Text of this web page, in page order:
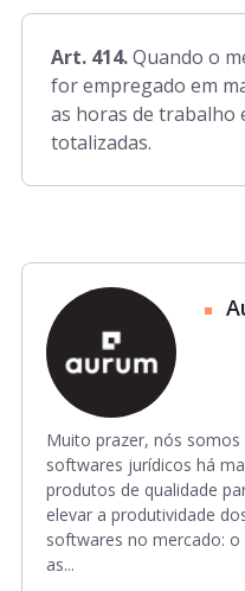
Art. 414.Quando o
for empregado em
as horas de trabalho
totalizadas.
Muito prazer, nós
softwares jurídicos há
produtos de qualidade
elevar a produtividade
softwares no mercado:
as...